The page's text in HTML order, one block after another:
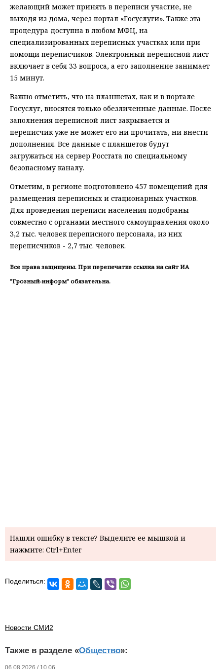
желающий может принять в переписи участие, не
выходя из дома, через портал «Госуслуги». Также эта
процедура доступна в любом МФЦ, на
специализированных переписных участках или при
помощи переписчиков. Электронный переписной лист
включает в себя 33 вопроса, а его заполнение занимает
15 минут.
Важно отметить, что на планшетах, как и в портале
Госуслуг, вносятся только обезличенные данные. После
заполнения переписной лист закрывается и
переписчик уже не может его ни прочитать, ни внести
дополнения. Все данные с планшетов будут
загружаться на сервер Росстата по специальному
безопасному каналу.
Отметим, в регионе подготовлено 457 помещений для
размещения переписных и стационарных участков.
Для проведения переписи населения подобраны
совместно с органами местного самоуправления около
3,2 тыс. человек переписного персонала, из них
переписчиков - 2,7 тыс. человек.
Все права защищены. При перепечатке ссылка на сайт ИА
"Грозный-информ" обязательна.
Нашли ошибку в тексте? Выделите ее мышкой и
нажмите: Ctrl+Enter
Поделиться:
Новости СМИ2
Также в разделе «Общество»:
06.08.2026 / 10.06